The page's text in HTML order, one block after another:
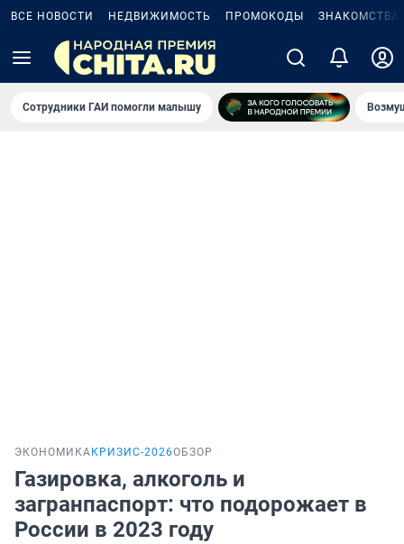
ВСЕ НОВОСТИ НЕДВИЖИМОСТЬ ПРОМОКОДЫ ЗНАКОМСТВА
Сотрудники ГАИ помогли малышу
ЭКОНОМИКА КРИЗИС-2026ОБЗОР
Газировка, алкоголь и
загранпаспорт: что подорожает в
России в 2023 году